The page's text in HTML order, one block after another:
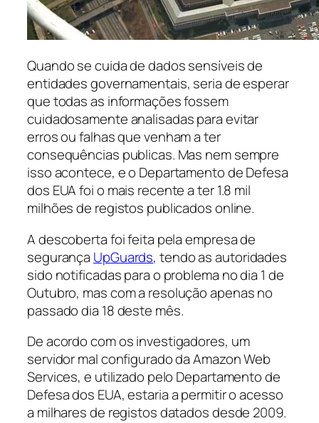
Quando se cuida de dados sensíveis de
entidades governamentais, seria de esperar
que todas as informações fossem
cuidadosamente analisadas para evitar
erros ou falhas que venham a ter
consequências publicas. Mas nem sempre
isso acontece, e o Departamento de Defesa
dos EUA foi o mais recente a ter 1.8 mil
milhões de registos publicados online.
A descoberta foi feita pela empresa de
segurança UpGuards, tendo as autoridades
sido notificadas para o problema no dia 1 de
Outubro, mas com a resolução apenas no
passado dia 18 deste mês.
De acordo com os investigadores, um
servidor mal configurado da Amazon Web
Services, e utilizado pelo Departamento de
Defesa dos EUA, estaria a permitir o acesso
a milhares de registos datados desde 2009.